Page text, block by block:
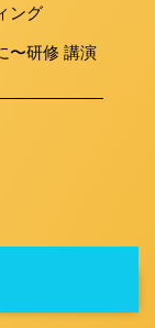
ング
〜研修 講演